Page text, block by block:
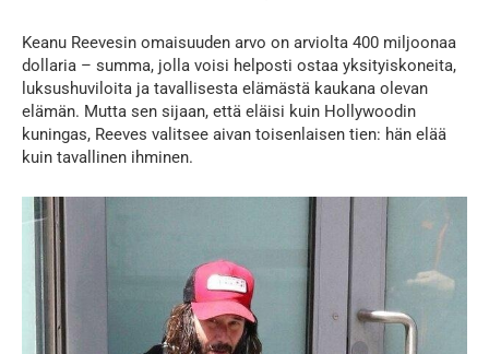
Keanu Reevesin omaisuuden arvo on arviolta 400 miljoonaa
dollaria – summa, jolla voisi helposti ostaa yksityiskoneita,
luksushuviloita ja tavallisesta elämästä kaukana olevan
elämän. Mutta sen sijaan, että eläisi kuin Hollywoodin
kuningas, Reeves valitsee aivan toisenlaisen tien: hän elää
kuin tavallinen ihminen.